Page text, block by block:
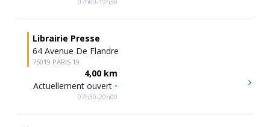
Librairie Presse
64 Avenue De Flandre
75019 PARIS 19
4,00 km
Actuellement ouvert •
07h30-20h00